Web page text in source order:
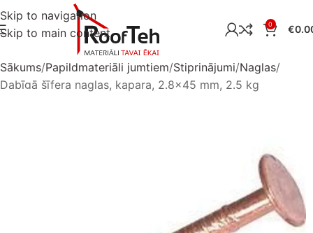
Skip to navigation
Skip to main content
0 €
Sākums Papildmateriāli jumtiem Stiprinājumi Naglas
Dabīgā šīfera naglas, kapara, 2.8×45 mm, 2.5 kg